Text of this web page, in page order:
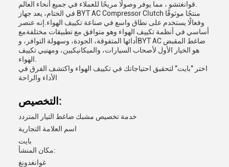
في الختام، يعد جهاز BYT AC Compressor Clutch منتجًا موثوقًا
وفعالًا يستخدم على نطاق واسع في صناعة تكييف الهواء.إنه عنصر
أساسي في أنظمة تكييف الهواء وهو متوافق مع تطبيقات مختلفةمع
أدائها المتفوقة، الجودة، وسهولة التوافر، وBYT AC ضاغط المقبض
هو الخيار الأول لأصحاب السيارات، والميكانيكيين، ومهنيي تكييف
اختر "بايت" لتحقيق احتياجاتك في تكييف الهواء واكتشف الفرق في
الأداء والراحة
التخصيص:
خدمة تخصيص مشبك ضاغط التيار المتردد
اسم العلامة التجارية
بايت
مكان المنشأ:
غوانغدونغ